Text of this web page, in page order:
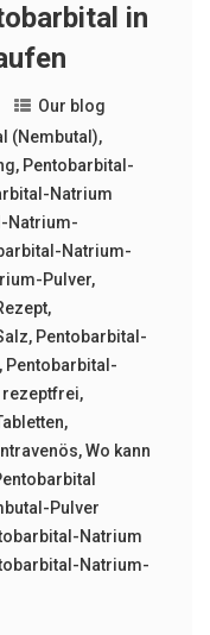
in
Our blog
(Nembutal),
, Pentobarbital-
Natrium
Natrium-
Natrium-
Pulver,
,
, Pentobarbital-
, Pentobarbital-
rezeptfrei,
,
,Wo kann
Pulver
Natrium
Natrium-